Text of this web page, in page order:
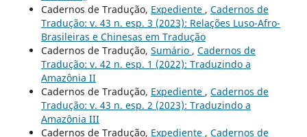
Cadernos de Tradução, Expediente , Cadernos de
Tradução: v. 43 n. esp. 3 (2023): Relações Luso-Afro-
Brasileiras e Chinesas em Tradução
Cadernos de Tradução, Sumário , Cadernos de
Tradução: v. 42 n. esp. 1 (2022): Traduzindo a
Amazônia II
Cadernos de Tradução, Expediente , Cadernos de
Tradução: v. 43 n. esp. 2 (2023): Traduzindo a
Amazônia III
Cadernos de Tradução, Expediente , Cadernos de